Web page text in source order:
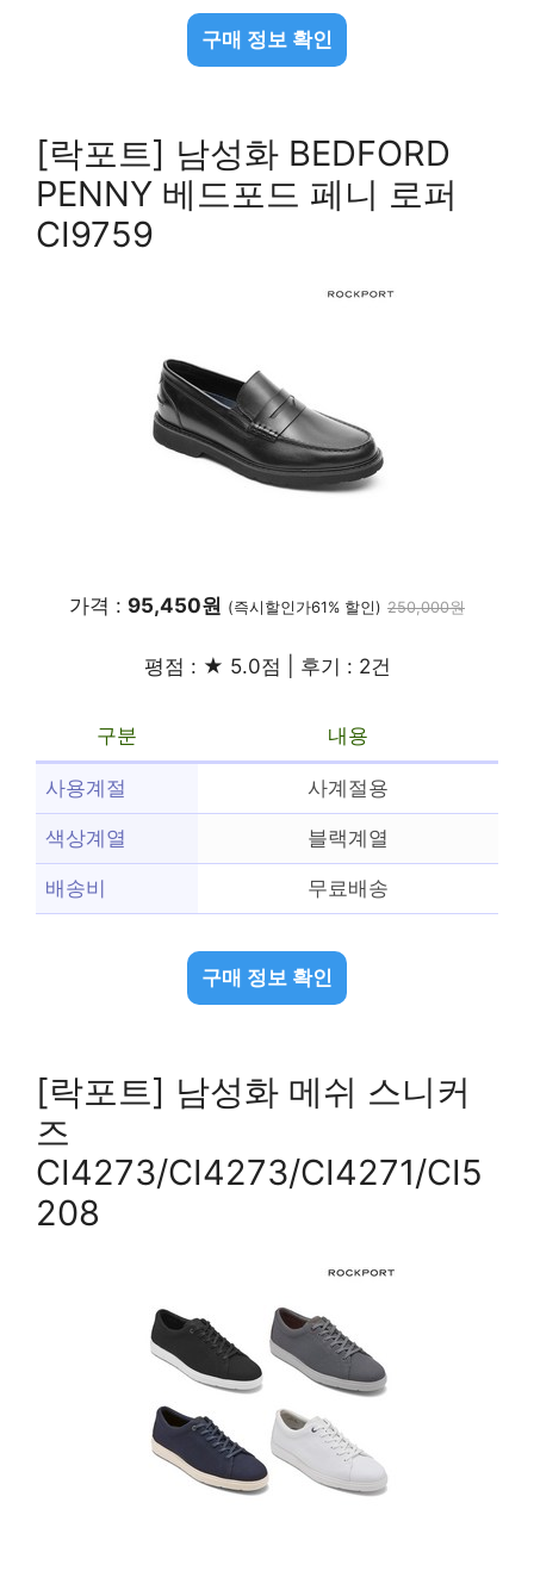
구매 정보 확인
[락포트] 남성화 BEDFORD
PENNY 베드포드 페니 로퍼
CI9759
가격 : 95,450원 (즉시할인가61% 할인) 250,000원
평점 : ★ 5.0점 | 후기 : 2건
구분 내용
사용계절 사계절용
색상계열 블랙계열
배송비 무료배송
구매 정보 확인
[락포트] 남성화 메쉬 스니커
즈
CI4273/CI4273/CI4271/CI5
208